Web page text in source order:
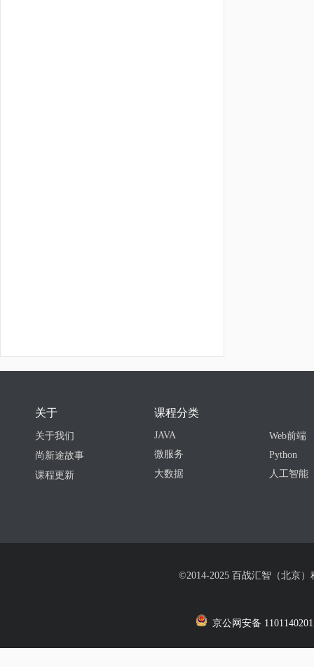
关于
关于我们
尚新途故事
课程更新
课程分类
JAVA
微服务
大数据
Web前端
Python
人工智能
©2014-2025 百战汇智（北京
京公网安备